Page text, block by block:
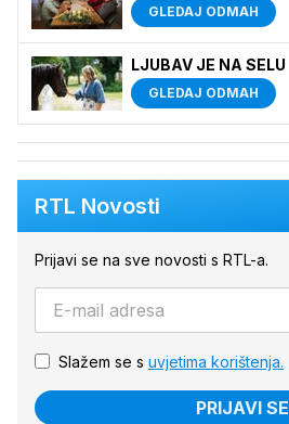
GLEDAJ ODMAH
LJUBAV JE NA SELU
GLEDAJ ODMAH
RTL Novosti
Prijavi se na sve novosti s RTL-a.
Slažem se s uvjetima korištenja.
PRIJAVI SE